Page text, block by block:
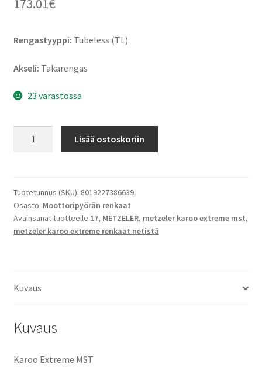
173.01€
Rengastyyppi: Tubeless (TL)
Akseli: Takarengas
23 varastossa
150/70
R
17
69R
Lisää ostoskoriin
Tuotetunnus (SKU): 8019227386639
Osasto: Moottoripyörän renkaat
Avainsanat tuotteelle 17, METZELER, metzeler karoo extreme mst,
metzeler karoo extreme renkaat netistä
Kuvaus
Kuvaus
Karoo Extreme MST